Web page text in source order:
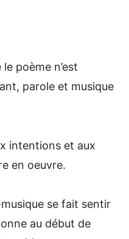
poème n’est
parole et musique
intentions et aux
en oeuvre.
se fait sentir
au début de